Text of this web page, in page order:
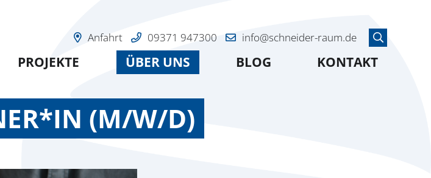
Anfahrt 09371 947300
info@schneider-raum.de
Suche
PROJEKTE ÜBER UNS BLOG KONTAKT
(M/W/D)